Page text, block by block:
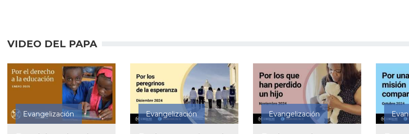
VIDEO DEL PAPA
Evangelización Evangelización Evangelización